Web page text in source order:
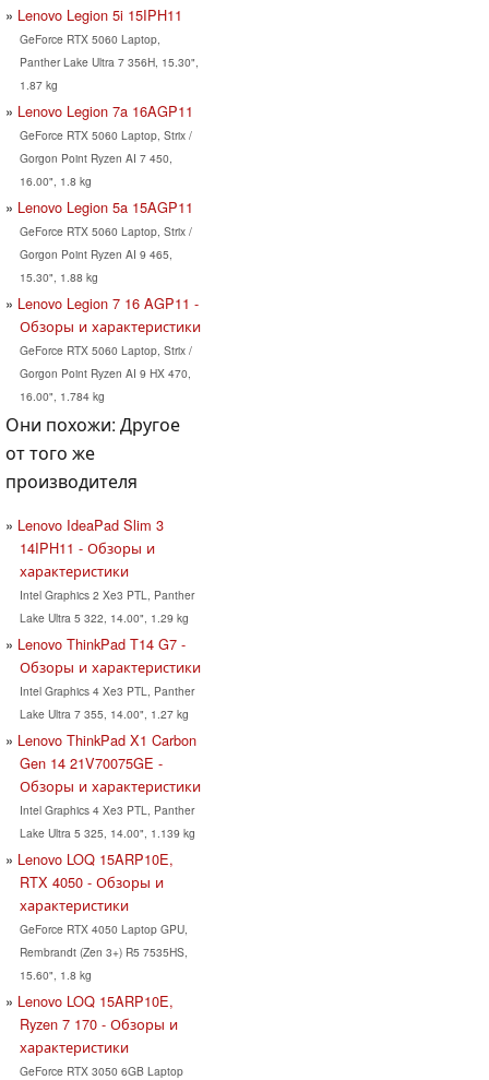
Lenovo Legion 5i 15IPH11
GeForce RTX 5060 Laptop,
Panther Lake Ultra 7 356H, 15.30",
1.87 kg
Lenovo Legion 7a 16AGP11
GeForce RTX 5060 Laptop, Strix /
Gorgon Point Ryzen AI 7 450,
16.00", 1.8 kg
Lenovo Legion 5a 15AGP11
GeForce RTX 5060 Laptop, Strix /
Gorgon Point Ryzen AI 9 465,
15.30", 1.88 kg
Lenovo Legion 7 16 AGP11 -
Обзоры и характеристики
GeForce RTX 5060 Laptop, Strix /
Gorgon Point Ryzen AI 9 HX 470,
16.00", 1.784 kg
Они похожи: Другое
от того же
производителя
Lenovo IdeaPad Slim 3
14IPH11 - Обзоры и
характеристики
Intel Graphics 2 Xe3 PTL, Panther
Lake Ultra 5 322, 14.00", 1.29 kg
Lenovo ThinkPad T14 G7 -
Обзоры и характеристики
Intel Graphics 4 Xe3 PTL, Panther
Lake Ultra 7 355, 14.00", 1.27 kg
Lenovo ThinkPad X1 Carbon
Gen 14 21V70075GE -
Обзоры и характеристики
Intel Graphics 4 Xe3 PTL, Panther
Lake Ultra 5 325, 14.00", 1.139 kg
Lenovo LOQ 15ARP10E,
RTX 4050 - Обзоры и
характеристики
GeForce RTX 4050 Laptop GPU,
Rembrandt (Zen 3+) R5 7535HS,
15.60", 1.8 kg
Lenovo LOQ 15ARP10E,
Ryzen 7 170 - Обзоры и
характеристики
GeForce RTX 3050 6GB Laptop